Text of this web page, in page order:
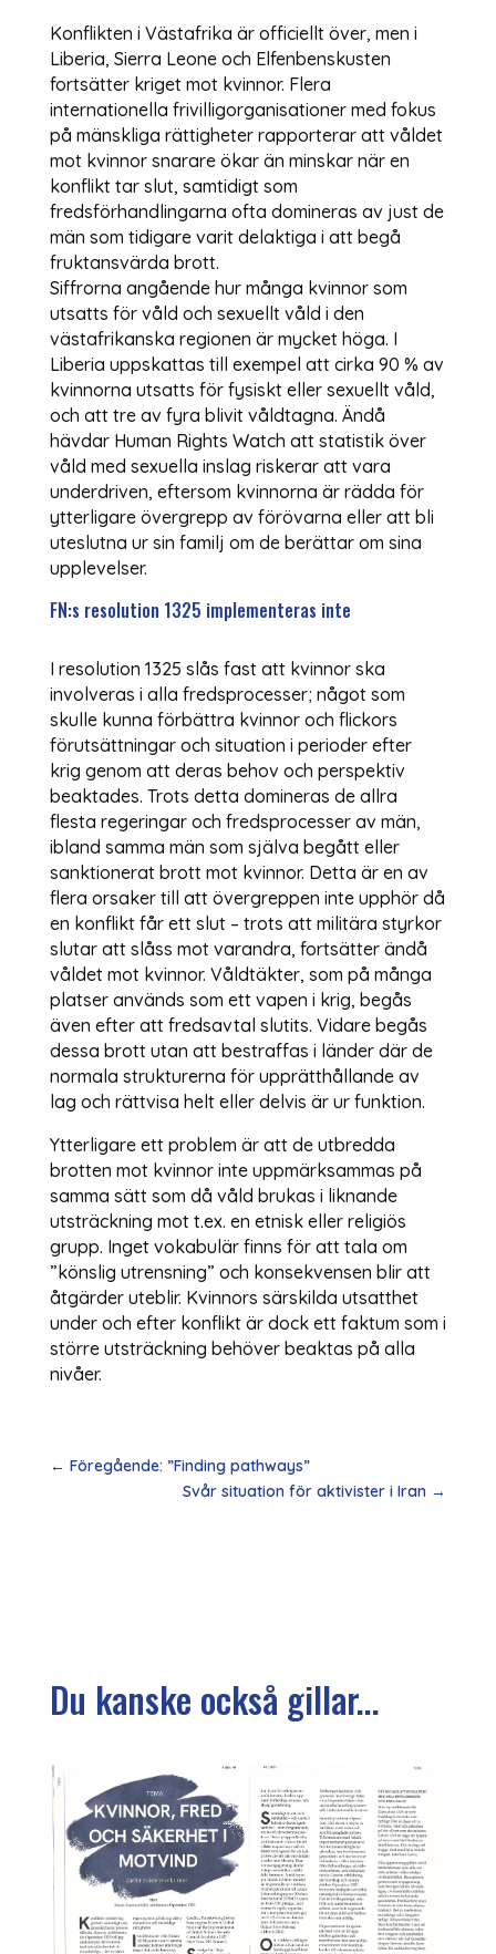
Konflikten i Västafrika är officiellt över, men i
Liberia, Sierra Leone och Elfenbenskusten
fortsätter kriget mot kvinnor. Flera
internationella frivilligorganisationer med fokus
på mänskliga rättigheter rapporterar att våldet
mot kvinnor snarare ökar än minskar när en
konflikt tar slut, samtidigt som
fredsförhandlingarna ofta domineras av just de
män som tidigare varit delaktiga i att begå
fruktansvärda brott.
Siffrorna angående hur många kvinnor som
utsatts för våld och sexuellt våld i den
västafrikanska regionen är mycket höga. I
Liberia uppskattas till exempel att cirka 90 % av
kvinnorna utsatts för fysiskt eller sexuellt våld,
och att tre av fyra blivit våldtagna. Ändå
hävdar Human Rights Watch att statistik över
våld med sexuella inslag riskerar att vara
underdriven, eftersom kvinnorna är rädda för
ytterligare övergrepp av förövarna eller att bli
uteslutna ur sin familj om de berättar om sina
upplevelser.
FN:s resolution 1325 implementeras inte
I resolution 1325 slås fast att kvinnor ska
involveras i alla fredsprocesser; något som
skulle kunna förbättra kvinnor och flickors
förutsättningar och situation i perioder efter
krig genom att deras behov och perspektiv
beaktades. Trots detta domineras de allra
flesta regeringar och fredsprocesser av män,
ibland samma män som själva begått eller
sanktionerat brott mot kvinnor. Detta är en av
flera orsaker till att övergreppen inte upphör då
en konflikt får ett slut – trots att militära styrkor
slutar att slåss mot varandra, fortsätter ändå
våldet mot kvinnor. Våldtäkter, som på många
platser används som ett vapen i krig, begås
även efter att fredsavtal slutits. Vidare begås
dessa brott utan att bestraffas i länder där de
normala strukturerna för upprätthållande av
lag och rättvisa helt eller delvis är ur funktion.
Ytterligare ett problem är att de utbredda
brotten mot kvinnor inte uppmärksammas på
samma sätt som då våld brukas i liknande
utsträckning mot t.ex. en etnisk eller religiös
grupp. Inget vokabulär finns för att tala om
”könslig utrensning” och konsekvensen blir att
åtgärder uteblir. Kvinnors särskilda utsatthet
under och efter konflikt är dock ett faktum som i
större utsträckning behöver beaktas på alla
nivåer.
← Föregående: ”Finding pathways”
Svår situation för aktivister i Iran →
Du kanske också gillar...